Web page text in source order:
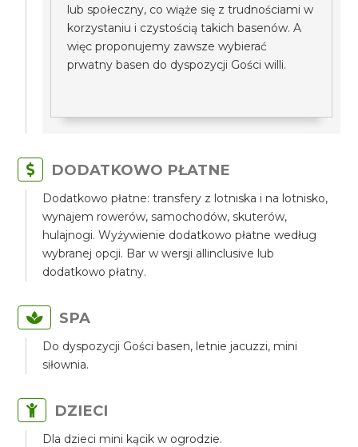
lub społeczny, co wiąże się z trudnościami w
korzystaniu i czystością takich basenów. A
więc proponujemy zawsze wybierać
prwatny basen do dyspozycji Gości willi.
DODATKOWO PŁATNE
Dodatkowo płatne: transfery z lotniska i na lotnisko,
wynajem rowerów, samochodów, skuterów,
hulajnogi. Wyżywienie dodatkowo płatne według
wybranej opcji. Bar w wersji allinclusive lub
dodatkowo płatny.
SPA
Do dyspozycji Gości basen, letnie jacuzzi, mini
siłownia.
DZIECI
Dla dzieci mini kącik w ogrodzie.